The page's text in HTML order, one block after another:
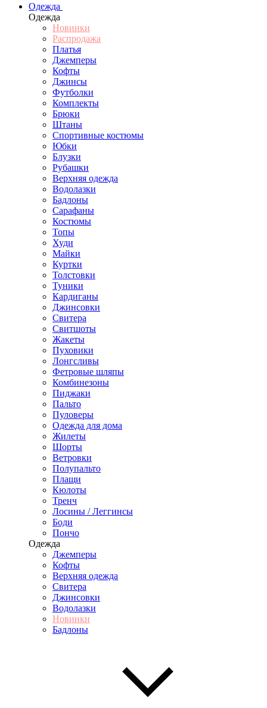
Одежда
Одежда
Новинки
Распродажа
Платья
Джемперы
Кофты
Джинсы
Футболки
Комплекты
Брюки
Штаны
Спортивные костюмы
Юбки
Блузки
Рубашки
Верхняя одежда
Водолазки
Бадлоны
Сарафаны
Костюмы
Топы
Худи
Майки
Куртки
Толстовки
Туники
Кардиганы
Джинсовки
Свитера
Свитшоты
Жакеты
Пуховики
Лонгсливы
Фетровые шляпы
Комбинезоны
Пиджаки
Пальто
Пуловеры
Одежда для дома
Жилеты
Шорты
Ветровки
Полупальто
Плащи
Кюлоты
Тренч
Лосины / Леггинсы
Боди
Пончо
Одежда
Джемперы
Кофты
Верхняя одежда
Свитера
Джинсовки
Водолазки
Новинки
Бадлоны